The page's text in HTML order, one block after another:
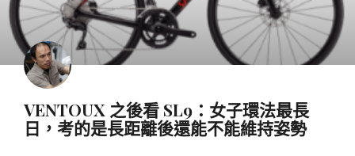
VENTOUX 之後看 SL9：女子環法最長
日，考的是長距離後還能不能維持姿勢